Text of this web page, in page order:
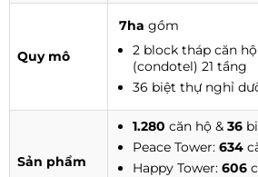
Quy mô
7ha gồm
2 block tháp căn
(condotel) 21 tầng
36 biệt thự nghỉ
Sản phẩm
1.280 căn hộ & 36
Peace Tower: 634
Happy Tower: 606